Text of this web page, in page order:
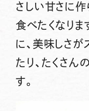
さしい甘さに
食べたくなりま
に、美味しさが
たり、たくさん
す。